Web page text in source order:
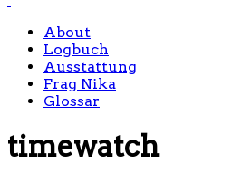
About
Logbuch
Ausstattung
Frag Nika
Glossar
timewatch